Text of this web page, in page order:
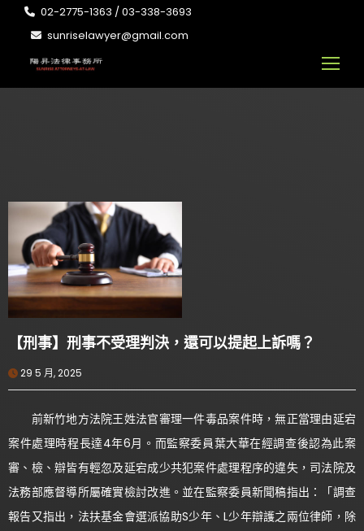
02-2775-1363 / 03-338-3693
sunriselawyer@gmail.com
【刑事】刑事不受理判決，還可以提起上訴嗎？
29 5 月, 2025
前新竹地方法院王姓法官審理一件毒品案件時，無正當理由延宕
案件處理時程長達4年6月。而監察委員葉大華在經調查後認為此案
審、檢、辯皆有輕忽及延宕成少共犯案件處理程序的違失，司法院及
法務部應督導所屬確實檢討改進。並在監察委員新聞稿指出：「調查
報告又指出，法扶基金會選派協助S少年、L少年辯護之兩位律師，除